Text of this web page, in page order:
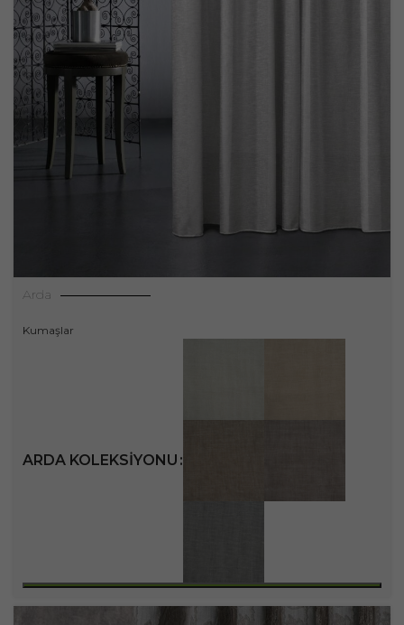
Arda
Kumaşlar
ARDA KOLEKSIYONU